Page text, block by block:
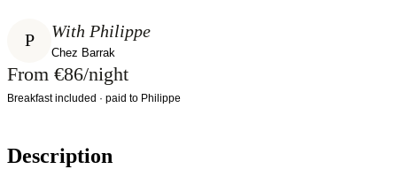
P With Philippe
Chez Barrak
From €86/night
Breakfast included · paid to Philippe
Description